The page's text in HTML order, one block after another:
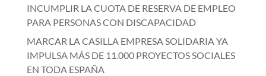
INCUMPLIR LA CUOTA DE RESERVA DE EMPLEO
PARA PERSONAS CON DISCAPACIDAD
MARCAR LA CASILLA EMPRESA SOLIDARIA YA
IMPULSA MÁS DE 11.000 PROYECTOS SOCIALES
EN TODA ESPAÑA